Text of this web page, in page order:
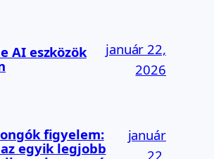
AI eszközök
január 22,
2026
figyelem:
egyik legjobb
január
22,